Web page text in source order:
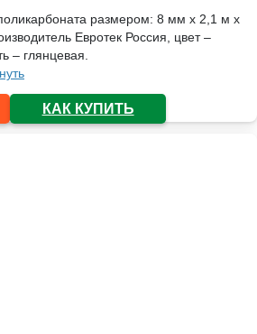
размером: 8 мм х 2,1 м х
Евротек Россия, цвет –
– глянцевая.
КАК КУПИТЬ